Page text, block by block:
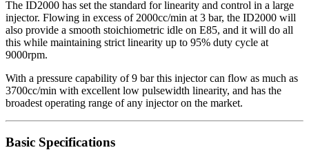
The ID2000 has set the standard for linearity and control in a large
injector. Flowing in excess of 2000cc/min at 3 bar, the ID2000 will
also provide a smooth stoichiometric idle on E85, and it will do all
this while maintaining strict linearity up to 95% duty cycle at
9000rpm.
With a pressure capability of 9 bar this injector can flow as much as
3700cc/min with excellent low pulsewidth linearity, and has the
broadest operating range of any injector on the market.
Basic Specifications